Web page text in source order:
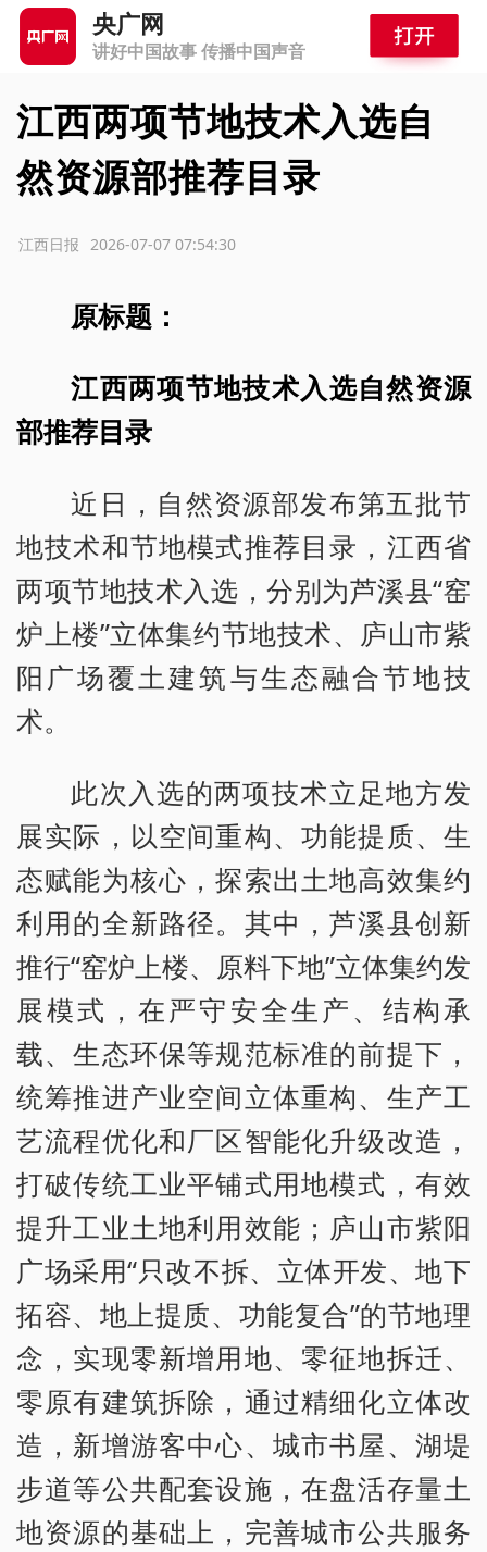
央广网
讲好中国故事 传播中国声音
江西两项节地技术入选自
然资源部推荐目录
2026-07-07 07:54:30
江西日报
原标题：
江西两项节地技术入选自然资源
部推荐目录
近日，自然资源部发布第五批节
地技术和节地模式推荐目录，江西省
两项节地技术入选，分别为芦溪县“窑
炉上楼”立体集约节地技术、庐山市紫
阳广场覆土建筑与生态融合节地技
术。
此次入选的两项技术立足地方发
展实际，以空间重构、功能提质、生
态赋能为核心，探索出土地高效集约
利用的全新路径。其中，芦溪县创新
推行“窑炉上楼、原料下地”立体集约发
展模式，在严守安全生产、结构承
载、生态环保等规范标准的前提下，
统筹推进产业空间立体重构、生产工
艺流程优化和厂区智能化升级改造，
打破传统工业平铺式用地模式，有效
提升工业土地利用效能；庐山市紫阳
广场采用“只改不拆、立体开发、地下
拓容、地上提质、功能复合”的节地理
念，实现零新增用地、零征地拆迁、
零原有建筑拆除，通过精细化立体改
造，新增游客中心、城市书屋、湖堤
步道等公共配套设施，在盘活存量土
地资源的基础上，完善城市公共服务